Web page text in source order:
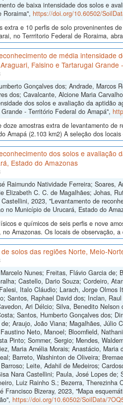
de baixa intensidade dos solos e
Roraima", https://doi.org/10.60502/
extra e 10 perfis de solo proveninentes
no Terrritorio Federal de Roraima,
de média intensidade
Falsino e Tartarugal Grande
Gonçalves dos; Andrade, Marcos
dos; Cavalcante, Alcione Maria
dos solos e avaliação da aptidão
- Território Federal do Amapá",
doze amostras extra de levantamento
Amapá (2.103 km2) A seleção dos
dos solos e avaliação
Estado do Amazonas
Raimundo Natividade Ferreira; Soares,
Elizabeth C. C. de Magalhães; Johas,
2023, "Levantamento de
no Município de Urucará, Estado do
e químicos de seis perfis e nove
no Amazonas. Os locais de observação,
solos das regiões Norte, Meio-
Nunes; Freitas, Flávio Garcia de;
Castello, Dario Souza; Cordeiro,
Italo Cláudio; Larach, Jorge Olmos
Santos, Raphael David dos; Inclan,
Ari Délcio; Silva, Benedito
Santos, Humberto Gonçalves dos;
de; Araujo, João Viana; Magalhães, Júlio
Neto, Manoel; Bloomfield,
Pinto; Sommer, Sergio; Mendes,
Maria Amélia Morais; Anastácio,
Barreto, Washinton de Oliveira;
Leite, Adahil de Medeiros;
Nara Castellini; Paula, José Lopes
Luiz Rainho S.; Bezerra,
Francisco Bizeray, 2023, "Mapa
https://doi.org/10.60502/SoilData/